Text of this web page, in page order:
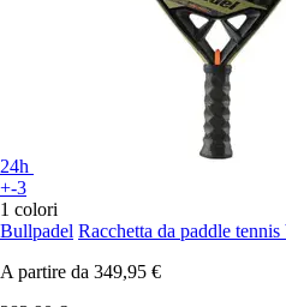
24h
+-3
1 colori
Bullpadel Racchetta da paddle
A partire da 349,95 €